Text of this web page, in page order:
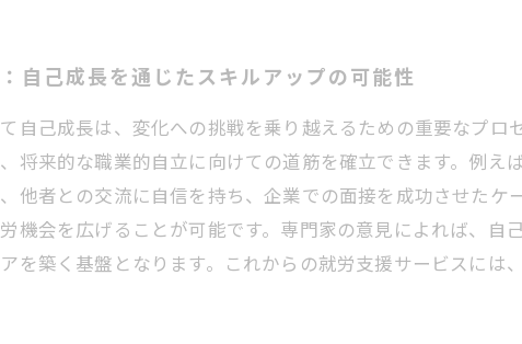
自己成長を通じたスキルアップの可能性
自己成長は、変化への挑戦を乗り越えるための重要なプ
将来的な職業的自立に向けての道筋を確立できます。例
他者との交流に自信を持ち、企業での面接を成功させた
機会を広げることが可能です。専門家の意見によれば、
を築く基盤となります。これからの就労支援サービスには